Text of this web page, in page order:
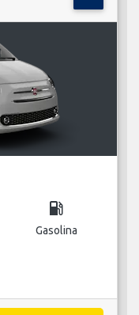
local_gas_station
Gasolina